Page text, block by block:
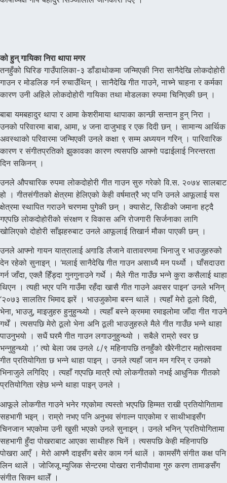
को हुन् गायिका निरा थापा मगर
तनहुँको घिरिङ गाउँपालिका-३ डाँडाथोकमा जन्मिएकी निरा सानैदेखि लोकदोहोरी
गाउन र मोडलिङ गर्न रुचाउँथिन् । सानैदेखि गीत गाउने, नाच्ने चाहना र कर्मका
कारण उनी अहिले लोकदोहोरी गायिका तथा मोडलका रुपमा चिनिएकी छन् ।
बाबा यमबहादुर थापा र आमा केशरीमाया थापाका कान्छी सन्तान हुन् निरा ।
उनको परिवारमा बाबा, आमा, ४ जना दाजुभाइ र एक दिदी छन् । सामान्य आर्थिक
अवस्थाको परिवारमा जन्मिएकी उनले कक्षा ९ सम्म अध्ययन गरिन् । पारिवारिक
कारण र संगीतप्रतिको झुकावका कारण त्यसपछि आफ्नो पढाईलाई निरन्तरता
दिन सकिनन् ।
उनले औपचारिक रुपमा लोकदोहोरी गीत गाउन सुरु गरेको वि.स. २०७४ सालबाट
हो । गीतसंगीतको क्षेत्रमा हेलिएको केही वर्षमात्रै भए पनि उनले आफूलाई यस
क्षेत्रमा स्थापित गराउने चरणमा पुगेकी छन् । क्यासेट, सिडीको जमाना हट्दै
गएपछि लोकदोहोरीको संरक्षण र विकास अनि रोजगारी सिर्जनाका लागि
खोलिएको दोहोरी साँझहरुबाट उनले आफूलाई तिखार्न मौका पाएकी छन् ।
उनले आफ्नो गायन यात्रालाई अगाडि लैजाने वातावरणमा भिनाजु र भाउजुहरुको
देन रहेको सुनाइन् । ‘मलाई सानैदेखि गीत गाउन असाध्यै मन पर्थ्यो । घाँसदाउरा
गर्न जाँदा, एक्लै हिँड्दा गुनगुनाउने गर्थे । मैले गीत गाउँछ भन्ने कुरा कसैलाई थाहा
थिएन । त्यही भएर पनि गाउँमा रहँदा खासै गीत गाउने अवसर पाइन’ उनले भनिन्
‘२०७३ सालतिर भिमाद झरें । भाउजुकोमा बस्न थालें । त्यहाँ मेरो ठूलो दिदी,
भेना, भाउजु, माइजुहरु हुनुहुन्थ्यो । त्यहाँ बस्ने क्रममा रमाइलोमा जाँदा गीत गाउने
गर्थें । त्यसपछि मेरो ठूलो भेना अनि ठूली भाउजुहरुले मैले गीत गाउँछ भन्ने थाहा
पाउनुभयो । सधैं घरमै गीत गाउन लगाउनुहुन्थ्यो । सबैले राम्रो स्वर छ
भन्नुहुन्थ्यो ।’ त्यो बेला जब उनले ८/९ महिनापछि तनहुँको खैरेनीटार महोत्सवमा
गीत प्रतियोगिता छ भन्ने थाहा पाइन् । उनले त्यहाँ जान मन गरिन् र उनको
भिनाजुले लगिदिए । त्यहाँ गएपछि मात्रै त्यो लोकगीतको नभई आधुनिक गीतको
प्रतियोगिता रहेछ भन्ने थाहा पाइन् उनले ।
आफूले लोकगीत गाउने भनेर गएकोमा त्यस्तो भएपछि हिम्मत राखी प्रतियोगितामा
सहभागी भइन् । राम्रो नभए पनि अनुभव संगाल्न पाएकोमा र साथीभाइसँग
चिनजान भएकोमा उनी खुसी भएको उनले सुनाइन् । उनले भनिन् ‘प्रतियोगितामा
सहभागी हुँदा पोखराबाट आएका साथीहरु चिनें । त्यसपछि केही महिनापछि
पोखरा आएँ । मेरो आफ्नै दाइसँग बसेर काम गर्न थालें । कामसँगै संगीत कक्ष पनि
लिन थालें । जोजिजू म्युजिक सेन्टरमा पोखरा रानीपौवामा गुरु करण तामाङसँग
संगीत सिक्न थालेँ ।